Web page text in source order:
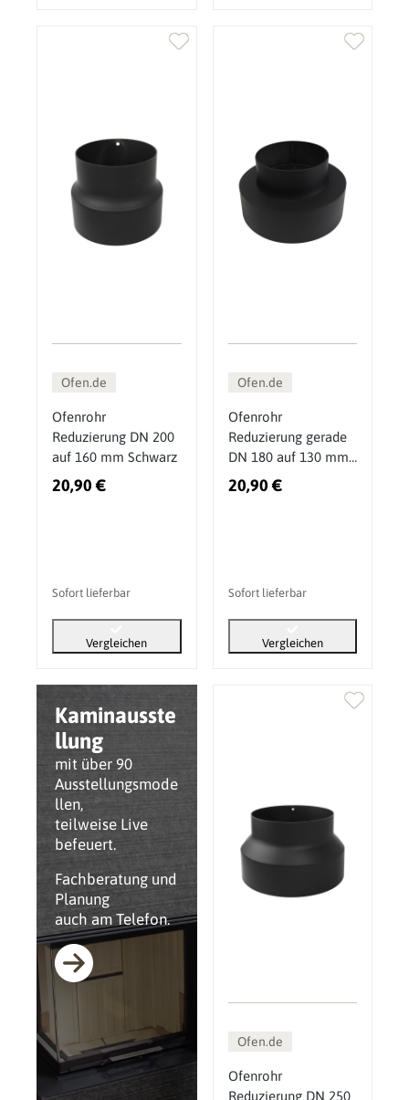
Kaminausste
llung
mit über 90
Ausstellungsmode
llen,
teilweise Live
befeuert.
Fachberatung und
Planung
auch am Telefon.
Ofen.de
Ofenrohr
Reduzierung DN 200
auf 160 mm Schwarz
20,90 €
Sofort lieferbar
Vergleichen
Ofen.de
Ofenrohr
Reduzierung gerade
DN 180 auf 130 mm
Schwarz
20,90 €
Sofort lieferbar
Vergleichen
Ofen.de
Ofenrohr
Reduzierung DN 250